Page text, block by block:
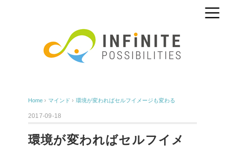
Home › マインド › 環境が変わればセルフイメージも変わる
2017-09-18
環境が変わればセルフイメ